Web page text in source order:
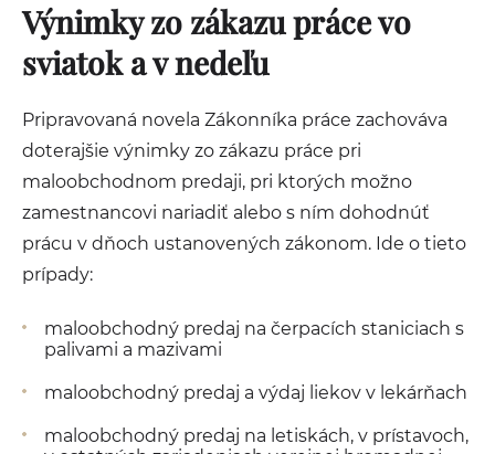
Výnimky zo zákazu práce vo
sviatok a v nedeľu
Pripravovaná novela Zákonníka práce zachováva
doterajšie výnimky zo zákazu práce pri
maloobchodnom predaji, pri ktorých možno
zamestnancovi nariadiť alebo s ním dohodnúť
prácu v dňoch ustanovených zákonom. Ide o tieto
prípady:
maloobchodný predaj na čerpacích staniciach s
palivami a mazivami
maloobchodný predaj a výdaj liekov v lekárňach
maloobchodný predaj na letiskách, v prístavoch,